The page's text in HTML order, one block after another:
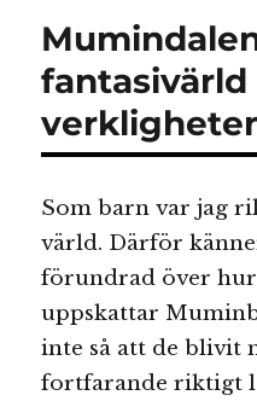
eller..?
Som barn var jag
värld. Därför
förundrad över hur
uppskattar
inte så att de blivit
fortfarande riktigt